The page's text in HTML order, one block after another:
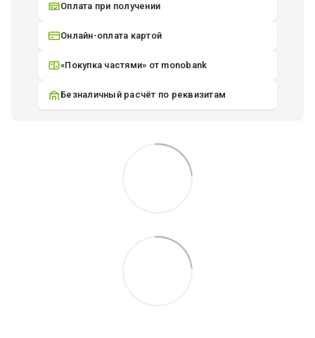
Оплата при получении
Онлайн-оплата картой
«Покупка частями» от monobank
Безналичный расчёт по реквизитам